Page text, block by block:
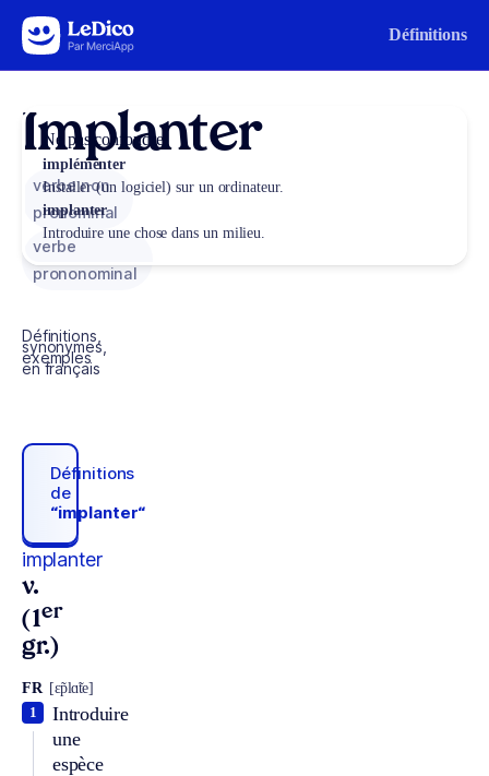
Aller au contenu Définitions
Implanter
verbe non
pronominal
verbe
prononominal
Définitions,
synonymes,
exemples
en français
Définitions
de
“implanter“
implanter
v.
(1er
gr.)
FR [ɛ̃plɑ̃te]
Introduire
une
espèce
1
Ne pas confondre
implémenter
Installer (un logiciel) sur un ordinateur.
implanter
Introduire une chose dans un milieu.